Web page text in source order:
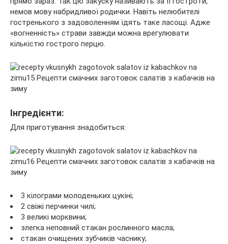
немов мову набридливої родички. Навіть нелюбителі
гостренького з задоволенням їдять таке ласощі. Адже
«вогненність» страви завжди можна врегулювати
кількістю гострого перцю.
Інгредієнти:
Для приготування знадобиться:
3 кілограми молоденьких цукіні;
2 свіжі перчинки чилі;
3 великі морквини;
злегка неповний стакан рослинного масла;
стакан очищених зубчиків часнику;